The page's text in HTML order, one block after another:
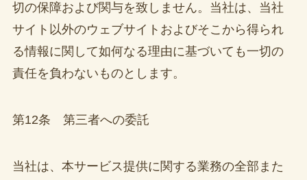
切の保障および関与を致しません。当社は、当社
サイト以外のウェブサイトおよびそこから得られ
る情報に関して如何なる理由に基づいても一切の
責任を負わないものとします。
第12条 第三者への委託
当社は、本サービス提供に関する業務の全部また